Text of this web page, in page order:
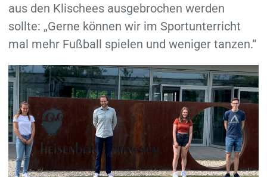
aus den Klischees ausgebrochen werden
sollte: „Gerne können wir im Sportunterricht
mal mehr Fußball spielen und weniger tanzen.“